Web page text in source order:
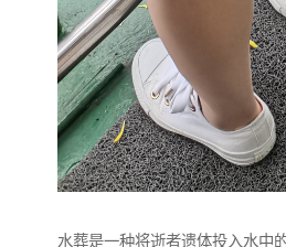
水葬是一种将逝者遗体投入水中